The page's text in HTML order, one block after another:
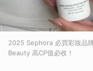
2025 Sephora 必買彩妝品
Beauty 高CP值必收！